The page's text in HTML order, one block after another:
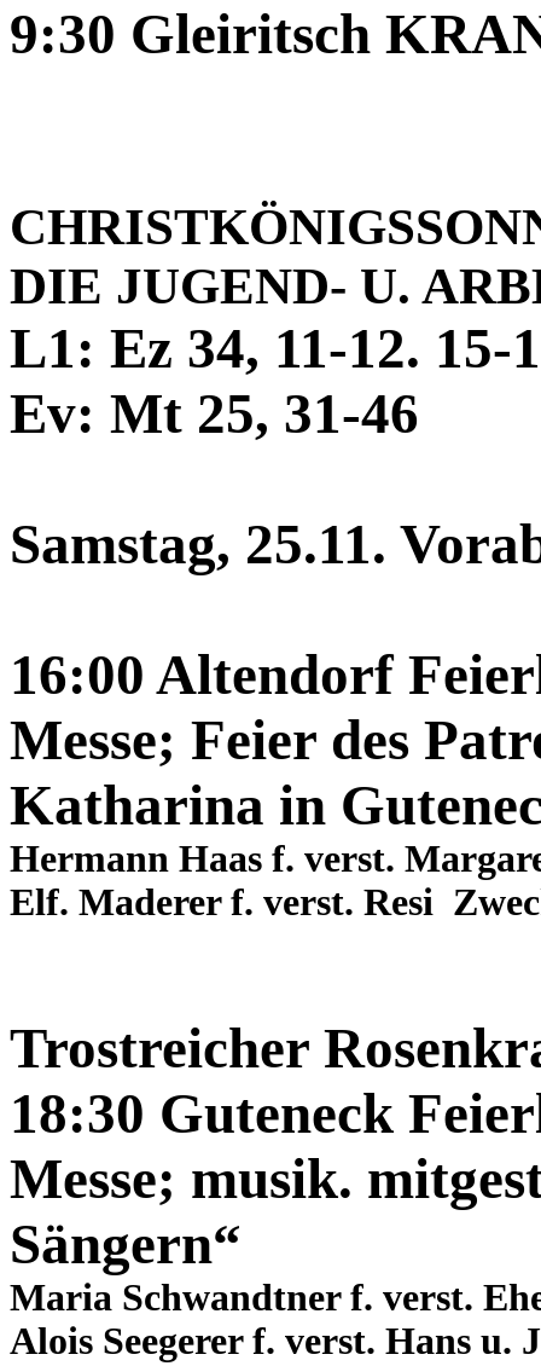
9:30 Gleiritsch
DIE JUGEND- U.
L1: Ez 34, 11-12.
Ev: Mt 25, 31-46
Samstag, 25.11.
16:00 Altendorf
Messe; Feier des
Katharina in
Hermann Haas f. verst.
Elf. Maderer f. verst. Resi
Trostreicher
18:30 Guteneck
Messe; musik.
Sängern“
Maria Schwandtner f. verst.
Alois Seegerer f. verst. Hans u.